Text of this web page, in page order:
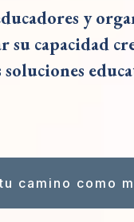
y
su capacidad
soluciones
camino como